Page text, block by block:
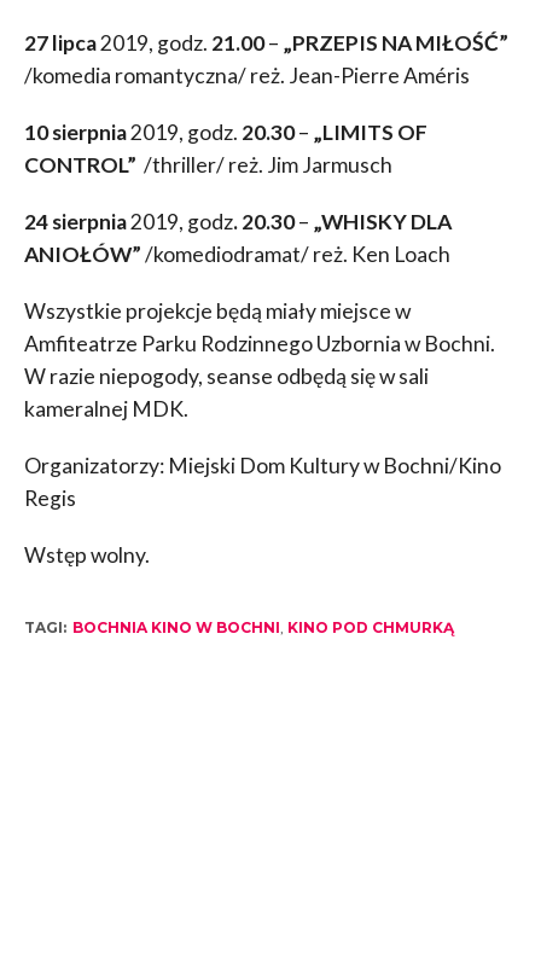
27 lipca2019, godz. 21.00– „PRZEPIS NA MIŁOŚĆ”
/komedia romantyczna/ reż. Jean-Pierre Améris
10 sierpnia2019, godz. 20.30– „LIMITS OF
CONTROL” /thriller/ reż. Jim Jarmusch
24 sierpnia2019, godz. 20.30– „WHISKY DLA
ANIOŁÓW”/komediodramat/ reż. Ken Loach
Wszystkie projekcje będą miały miejsce w
Amfiteatrze Parku Rodzinnego Uzbornia w Bochni.
W razie niepogody, seanse odbędą się w sali
kameralnej MDK.
Organizatorzy: Miejski Dom Kultury w Bochni/Kino
Regis
Wstęp wolny.
TAGI: BOCHNIA KINO W BOCHNI KINO POD CHMURKĄ